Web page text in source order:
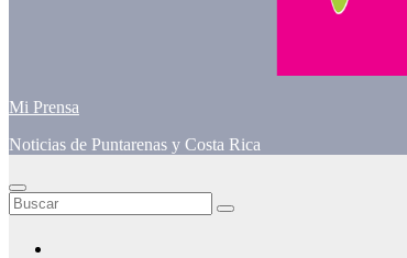
Mi Prensa
Noticias de Puntarenas y Costa Rica